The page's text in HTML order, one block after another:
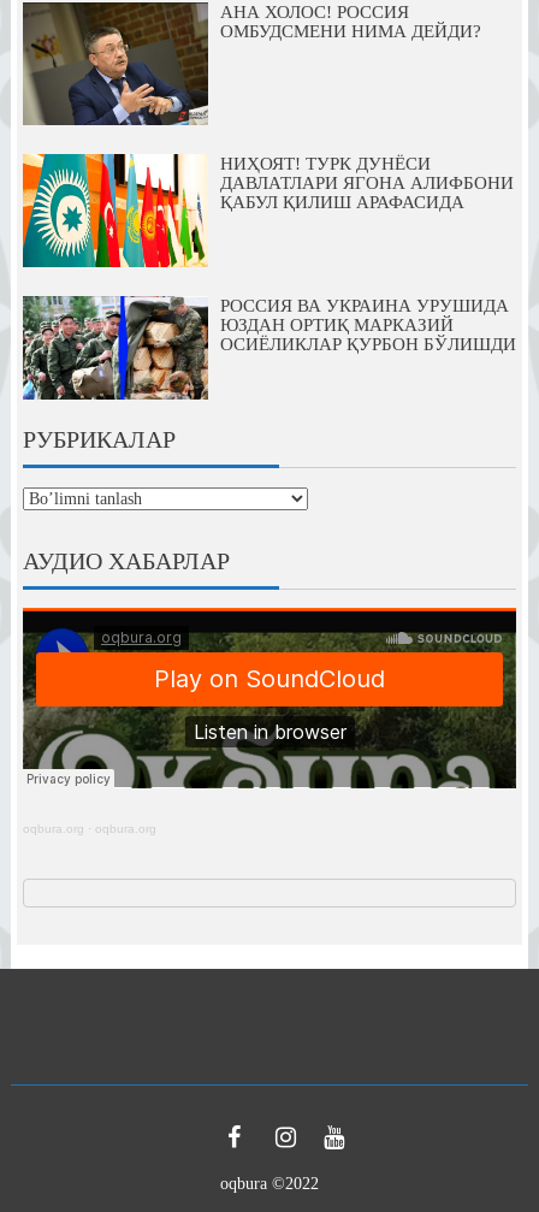
АНА ХОЛОС! РОССИЯ
ОМБУДСМЕНИ НИМА ДЕЙДИ?
НИҲОЯТ! ТУРК ДУНЁСИ
ДАВЛАТЛАРИ ЯГОНА АЛИФБОНИ
ҚАБУЛ ҚИЛИШ АРАФАСИДА
РОССИЯ ВА УКРАИНА УРУШИДА
ЮЗДАН ОРТИҚ МАРКАЗИЙ
ОСИЁЛИКЛАР ҚУРБОН БЎЛИШДИ
РУБРИКАЛАР
рубрикалар
АУДИО ХАБАРЛАР
oqbura.org · oqbura.org
oqbura ©2022